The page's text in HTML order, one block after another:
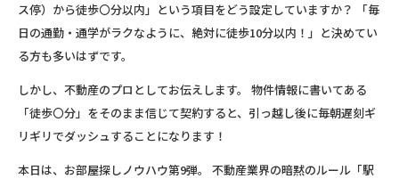
ス停）から徒歩〇分以内」 という項目をどう設定していますか？ 「毎
日の通勤・通学がラクなように、絶対に徒歩10分以内！」と決めてい
る方も多いはずです。
しかし、不動産のプロとしてお伝えします。 物件情報に書いてある
「徒歩〇分」をそのまま信じて契約すると、引っ越し後に毎朝遅刻ギ
リギリでダッシュすることになります！
本日は、お部屋探しノウハウ第9弾。 不動産業界の暗黙のルール「駅